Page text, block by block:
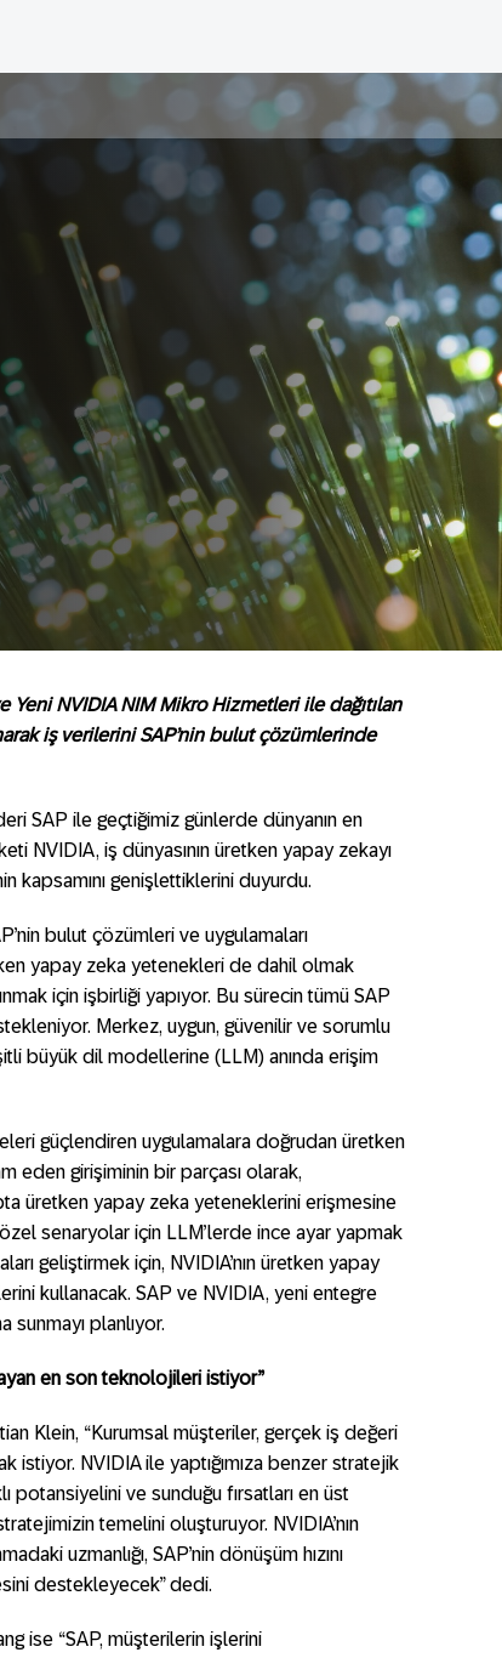
NVIDIA NIM Mikro Hizmetleri ile dağıtılan
iş verilerini SAP’nin bulut çözümlerinde
SAP ile geçtiğimiz günlerde dünyanın en
NVIDIA, iş dünyasının üretken yapay zekayı
kapsamını genişlettiklerini duyurdu.
bulut çözümleri ve uygulamaları
yapay zeka yetenekleri de dahil olmak
için işbirliği yapıyor. Bu sürecin tümü SAP
Merkez, uygun, güvenilir ve sorumlu
büyük dil modellerine (LLM) anında erişim
güçlendiren uygulamalara doğrudan üretken
eden girişiminin bir parçası olarak,
üretken yapay zeka yeteneklerini erişmesine
özel senaryolar için LLM’lerde ince ayar yapmak
geliştirmek için, NVIDIA’nın üretken yapay
kullanacak. SAP ve NVIDIA, yeni entegre
sunmayı planlıyor.
en son teknolojileri istiyor”
Klein, “Kurumsal müşteriler, gerçek iş değeri
NVIDIA ile yaptığımıza benzer stratejik
potansiyelini ve sunduğu fırsatları en üst
temelini oluşturuyor. NVIDIA’nın
uzmanlığı, SAP’nin dönüşüm hızını
destekleyecek” dedi.
ise “SAP, müşterilerin işlerini